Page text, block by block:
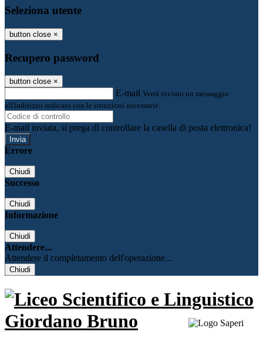
Seleziona utente
button close ×
Recupero password
button close ×
E-mail Verrà inviato un messaggio
all'indirizzo indicato con le istruzioni necessarie.
E-mail inviata, si prega di controllare la casella di posta elettronica!
Errore
Chiudi
Successo
Chiudi
Informazione
Chiudi
Attendere...
Attendere il completamento dell'operazione...
Chiudi